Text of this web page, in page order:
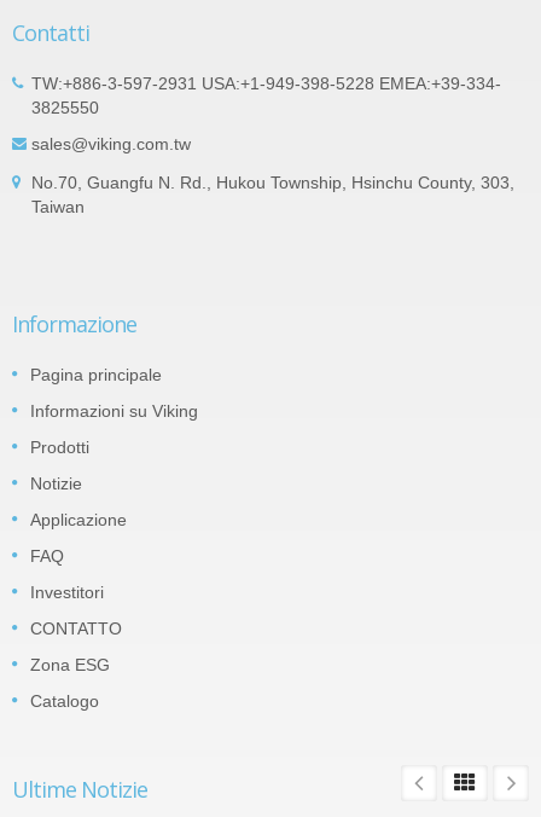
Contatti
TW:+886-3-597-2931 USA:+1-949-398-5228 EMEA:+39-334-
3825550
sales@viking.com.tw
No.70, Guangfu N. Rd., Hukou Township, Hsinchu County, 303,
Taiwan
Informazione
Pagina principale
Informazioni su Viking
Prodotti
Notizie
Applicazione
FAQ
Investitori
CONTATTO
Zona ESG
Catalogo
Ultime Notizie